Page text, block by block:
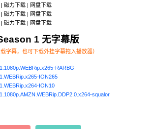
磁力下载 | 网盘下载
磁力下载 | 网盘下载
磁力下载 | 网盘下载
1 无字幕版
字幕，也可下载外挂字幕拖入播放器）
RARBG
ION265
ION10
squalor